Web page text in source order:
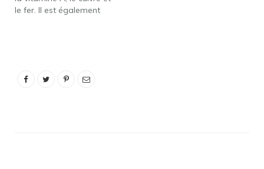
semaine au réfrigérateur.
le fer. Il est également
saturées. Or, Comment